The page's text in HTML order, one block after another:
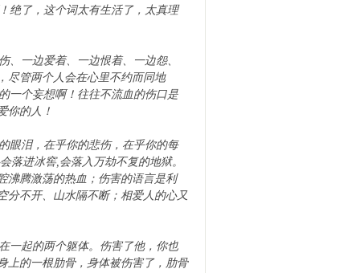
绝了，这个词太有生活了，太真理
一边爱着、一边恨着、一边怨、
尽管两个人会在心里不约而同地
一个妄想啊！往往不流血的伤口是
你的人！
眼泪，在乎你的悲伤，在乎你的每
落进冰窖,会落入万劫不复的地狱。
沸腾激荡的热血；伤害的语言是利
分不开、山水隔不断；相爱人的心又
一起的两个躯体。伤害了他，你也
上的一根肋骨，身体被伤害了，肋骨